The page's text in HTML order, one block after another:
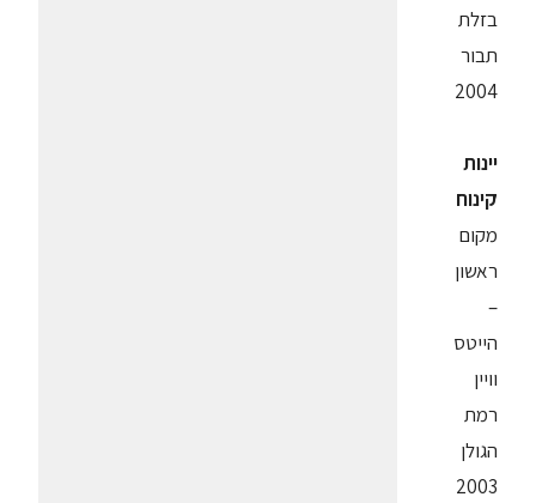
בזלת
תבור
2004
יינות
קינוח
מקום
ראשון
–
הייטס
וויין
רמת
הגולן
2003